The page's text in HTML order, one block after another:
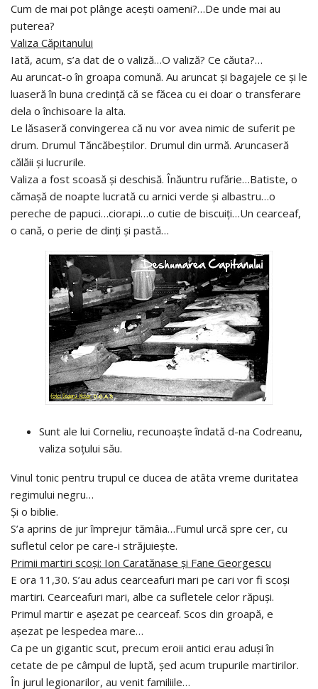
Cum de mai pot plânge aceşti oameni?…De unde mai au
puterea?
Valiza Căpitanului
Iată, acum, s’a dat de o valiză…O valiză? Ce căuta?…
Au aruncat-o în groapa comună. Au aruncat şi bagajele ce şi le
luaseră în buna credinţă că se făcea cu ei doar o transferare
dela o închisoare la alta.
Le lăsaseră convingerea că nu vor avea nimic de suferit pe
drum. Drumul Tăncăbeştilor. Drumul din urmă. Aruncaseră
călăii şi lucrurile.
Valiza a fost scoasă şi deschisă. Înăuntru rufărie…Batiste, o
cămaşă de noapte lucrată cu arnici verde şi albastru…o
pereche de papuci…ciorapi…o cutie de biscuiţi…Un cearceaf,
o cană, o perie de dinţi şi pastă…
Sunt ale lui Corneliu, recunoaşte îndată d-na Codreanu,
valiza soţului său.
Vinul tonic pentru trupul ce ducea de atâta vreme duritatea
regimului negru…
Şi o biblie.
S’a aprins de jur împrejur tămâia…Fumul urcă spre cer, cu
sufletul celor pe care-i străjuieşte.
Primii martiri scoşi: Ion Caratănase şi Fane Georgescu
E ora 11,30. S’au adus cearceafuri mari pe cari vor fi scoşi
martiri. Cearceafuri mari, albe ca sufletele celor răpuşi.
Primul martir e aşezat pe cearceaf. Scos din groapă, e
aşezat pe lespedea mare…
Ca pe un gigantic scut, precum eroii antici erau aduşi în
cetate de pe câmpul de luptă, şed acum trupurile martirilor.
În jurul legionarilor, au venit familiile…